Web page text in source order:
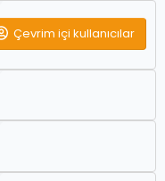
Çevrim içi kullanıcılar